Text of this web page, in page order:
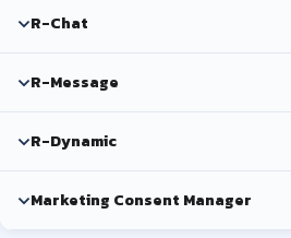
R-Chat
R-Message
R-Dynamic
Marketing Consent Manager